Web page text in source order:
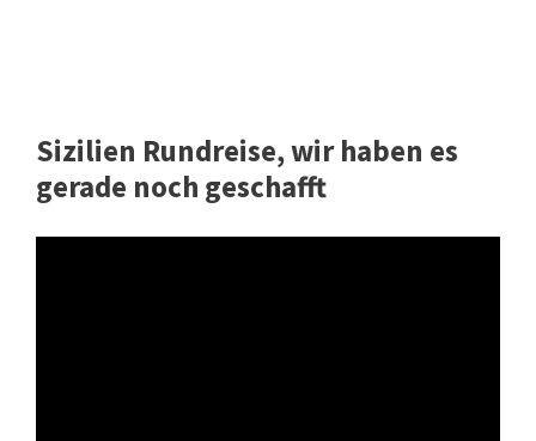
Sizilien Rundreise, wir haben es
gerade noch geschafft